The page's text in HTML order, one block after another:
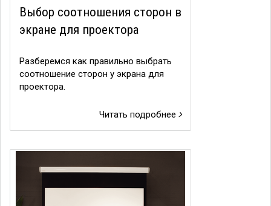
Выбор соотношения сторон в
экране для проектора
Разберемся как правильно выбрать
соотношение сторон у экрана для
проектора.
Читать подробнее